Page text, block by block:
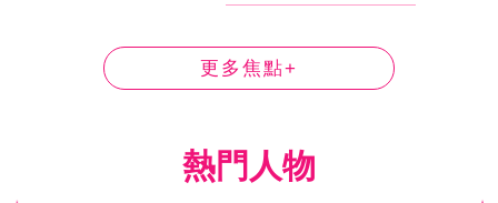
更多焦點+
熱門人物